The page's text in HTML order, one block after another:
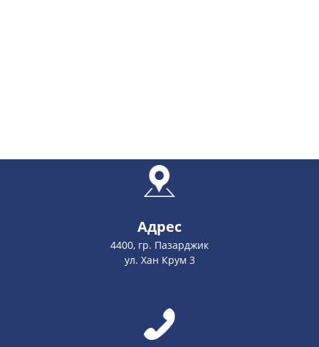
Адрес
4400, гр. Пазарджик
ул. Хан Крум 3